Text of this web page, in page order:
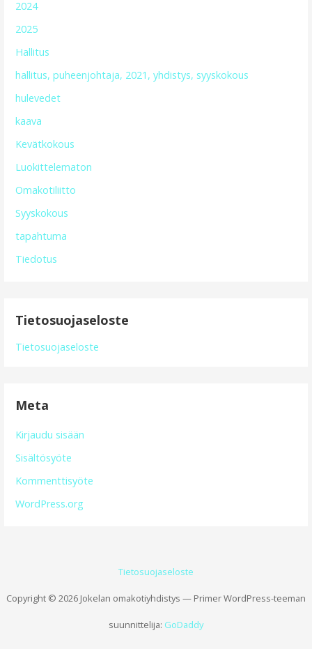
2024
2025
Hallitus
hallitus, puheenjohtaja, 2021, yhdistys, syyskokous
hulevedet
kaava
Kevätkokous
Luokittelematon
Omakotiliitto
Syyskokous
tapahtuma
Tiedotus
Tietosuojaseloste
Tietosuojaseloste
Meta
Kirjaudu sisään
Sisältösyöte
Kommenttisyöte
WordPress.org
Tietosuojaseloste
Copyright © 2026 Jokelan omakotiyhdistys — Primer WordPress-teeman
suunnittelija: GoDaddy